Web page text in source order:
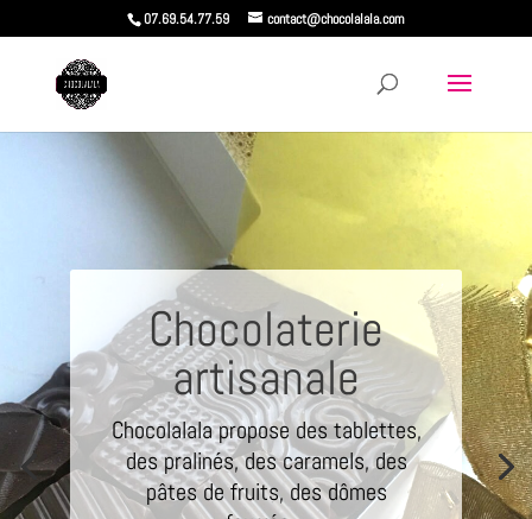
07.69.54.77.59 contact@chocolalala.com
Chocolaterie
artisanale
Chocolalala propose des tablettes,
des pralinés, des caramels, des
pâtes de fruits, des dômes